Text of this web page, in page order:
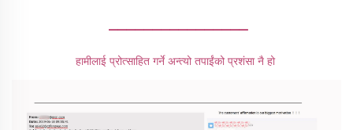
________________
हामीलाई प्रोत्साहित गर्ने अन्त्यो तपाईंको प्रशंसा नै हो